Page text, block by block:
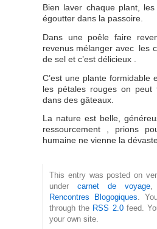
Bien laver chaque plant,
égoutter dans la passoire.
Dans une poêle faire
revenus mélanger avec les
de sel et c’est délicieux .
C’est une plante formidable
les pétales rouges on
dans des gâteaux.
La nature est belle,
ressourcement , prions
humaine ne vienne la
This entry was posted on
under carnet de voyage
Rencontres Blogogiques.
through the RSS 2.0feed.
your own site.